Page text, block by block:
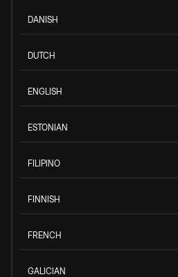
DANISH
DUTCH
ENGLISH
ESTONIAN
FILIPINO
FINNISH
FRENCH
GALICIAN